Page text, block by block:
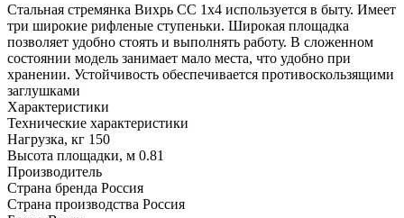
Стальная стремянка Вихрь СС 1х4 используется в быту. Имеет
три широкие рифленые ступеньки. Широкая площадка
позволяет удобно стоять и выполнять работу. В сложенном
состоянии модель занимает мало места, что удобно при
хранении. Устойчивость обеспечивается противоскользящими
заглушками
Характеристики
Технические характеристики
Нагрузка, кг 150
Высота площадки, м 0.81
Производитель
Страна бренда Россия
Страна производства Россия